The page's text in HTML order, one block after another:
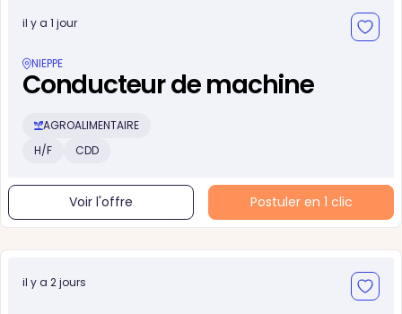
il y a 1 jour
NIEPPE
Conducteur de machine
AGROALIMENTAIRE
H/F
CDD
Voir l'offre Postuler en 1 clic
il y a 2 jours